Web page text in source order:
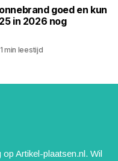
goed en kun
in 2026 nog
1 min leestijd
Artikel-plaatsen.nl. Wil